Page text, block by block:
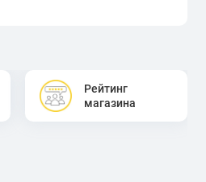
Рейтинг
магазина